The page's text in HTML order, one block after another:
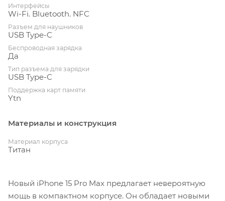
Интерфейсы
Wi-Fi. Bluetooth. NFC
Разъем для наушников
USB Type-C
Беспроводная зарядка
Да
Тип разъема для зарядки
USB Type-C
Поддержка карт памяти
Ytn
Материалы и конструкция
Материал корпуса
Титан
Новый iPhone 15 Pro Max предлагает невероятную
мощь в компактном корпусе. Он обладает новыми